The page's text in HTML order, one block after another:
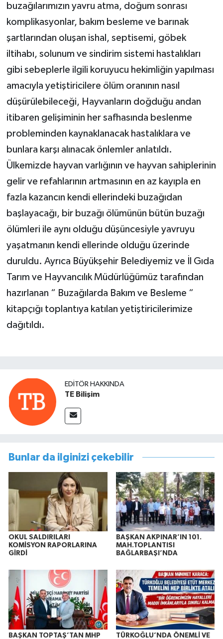
buzağılarımızın yavru atma, doğum sonrası
komplikasyonlar, bakım besleme ve barınak
şartlarından oluşan ishal, septisemi, göbek
iltihabı, solunum ve sindirim sistemi hastalıkları
gibi sebeplerle ilgili koruyucu hekimliğin yapılması
amacıyla yetiştiricilere ölüm oranının nasıl
düşürülebileceği, Hayvanların doğduğu andan
itibaren gelişiminin her safhasında beslenme
probleminden kaynaklanacak hastalıklara ve
bunlara karşı alınacak önlemler anlatıldı.
Ülkemizde hayvan varlığının ve hayvan sahiplerinin
gelir ve refahlarının artmasının en az kayıpla en
fazla kazancın kendi ellerindeki buzağıdan
başlayacağı, bir buzağı ölümünün bütün buzağı
ölümleri ile aynı olduğu düşüncesiyle yavruyu
yaşatmanın kendi ellerinde olduğu üzerinde
duruldu. Ayrıca Büyükşehir Belediyemiz ve İl Gıda
Tarım ve Hayvancılık Müdürlüğümüz tarafından
hazırlanan “ Buzağılarda Bakım ve Besleme “
kitapçığı toplantıya katılan yetiştiricilerimize
dağıtıldı.
EDITÖR HAKKINDA
TE Bilişim
Bunlar da ilginizi çekebilir
OKUL SALDIRILARI
KOMİSYON RAPORLARINA
GİRDİ
BAŞKAN AKPINAR’IN 101.
MAH.TOPLANTISI
BAĞLARBAŞI’NDA
BAŞKAN TOPTAŞ’TAN MHP TÜRKOĞLU’NDA ÖNEMLİ VE